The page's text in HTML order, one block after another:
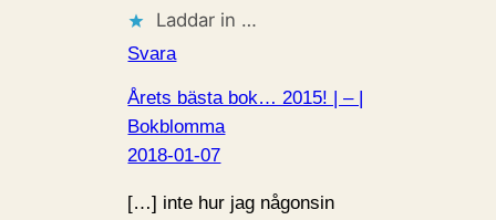
Laddar in …
Svara
Årets bästa bok… 2015! | – |
Bokblomma
2018-01-07
[…] inte hur jag någonsin